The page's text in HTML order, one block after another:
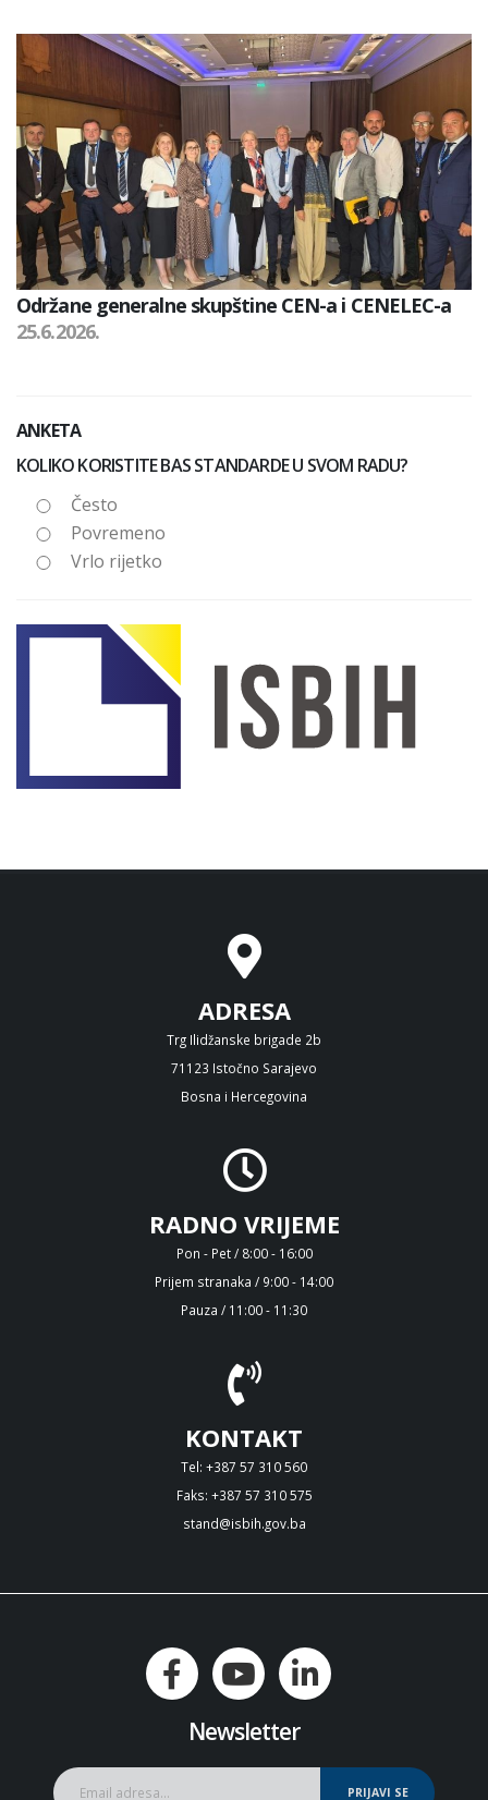
Održane generalne skupštine CEN-a i CENELEC-a
25.6.2026.
ANKETA
KOLIKO KORISTITE BAS STANDARDE U SVOM RADU?
Često
Povremeno
Vrlo rijetko
ADRESA
Trg Ilidžanske brigade 2b
71123 Istočno Sarajevo
Bosna i Hercegovina
RADNO VRIJEME
Pon - Pet / 8:00 - 16:00
Prijem stranaka / 9:00 - 14:00
Pauza / 11:00 - 11:30
KONTAKT
Tel: +387 57 310 560
Faks: +387 57 310 575
stand@isbih.gov.ba
Newsletter
PRIJAVI SE